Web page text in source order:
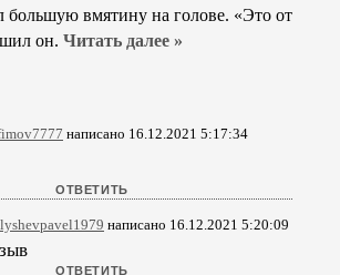
большую вмятину на голове. «Это от
он. Читать далее »
написано 16.12.2021 5:17:34
написано 16.12.2021 5:20:09